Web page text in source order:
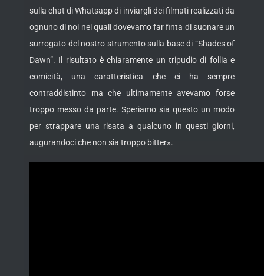
sulla chat di Whatsapp di inviargli dei filmati realizzati da
ognuno di noi nei quali dovevamo far finta di suonare un
surrogato del nostro strumento sulla base di “Shades of
Dawn”. Il risultato è chiaramente un tripudio di follia e
comicità, una caratteristica che ci ha sempre
contraddistinto ma che ultimamente avevamo forse
troppo messo da parte. Speriamo sia questo un modo
per strappare una risata a qualcuno in questi giorni,
augurandoci che non sia troppo bitter».